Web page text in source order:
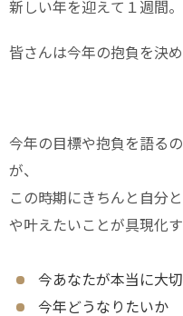
新しい年を迎えて１週間。
皆さんは今年の抱負を決
今年の目標や抱負を語る
が、
この時期にきちんと自分
や叶えたいことが具現化
今あなたが本当に大
今年どうなりたいか